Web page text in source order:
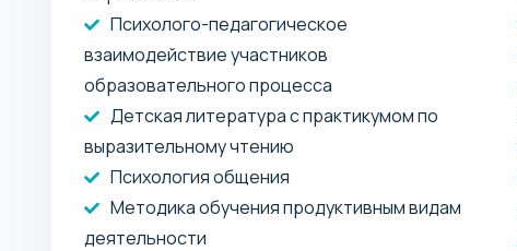
Психолого-педагогическое
взаимодействие участников
образовательного процесса
Детская литература с практикумом по
выразительному чтению
Психология общения
Методика обучения продуктивным видам
деятельности